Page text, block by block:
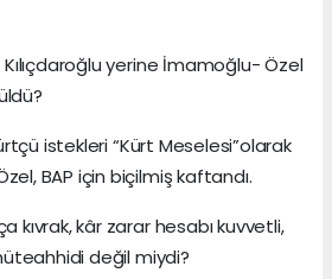
yerine İmamoğlu- Özel
istekleri “Kürt Meselesi”olarak
BAP için biçilmiş kaftandı.
kıvrak, kâr zarar hesabı kuvvetli,
değil miydi?